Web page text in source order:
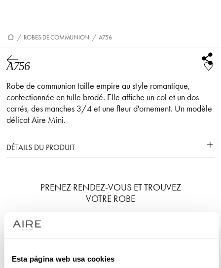
Esta página web usa cookies
/ ROBES DE COMMUNION / A756
A756
Robe de communion taille empire au style romantique,
confectionnée en tulle brodé. Elle affiche un col et un dos
carrés, des manches 3/4 et une fleur d'ornement. Un modèle
délicat Aire Mini.
DÉTAILS DU PRODUIT
PRENEZ RENDEZ-VOUS ET TROUVEZ
VOTRE ROBE